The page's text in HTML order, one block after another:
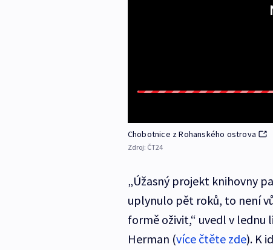
Chobotnice z Rohanského ostrova
Zdroj: ČT24
„Úžasný projekt knihovny
uplynulo pět roků, to není
formě oživit,“ uvedl v lednu
Herman (více čtěte zde). K